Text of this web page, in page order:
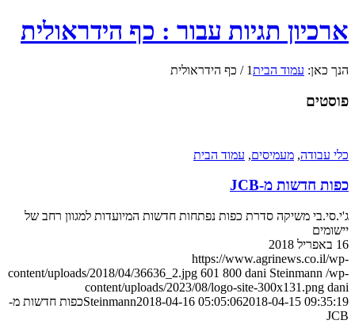
ארכיון תגיות עבור : כף הידראולית
הנך כאן: עמוד הבית1
/ כף הידראולית
פוסטים
כלי עבודה, מעמיסים, עמוד הבית
כפות חדשות מ-JCB
ג'י.סי.בי משיקה סדרת כפות נפתחות חדשות המיועדות למגוון רחב של
יישומים
16 באפריל 2018
https://www.agrinews.co.il/wp-
content/uploads/2018/04/36636_2.jpg 601 800 dani Steinmann /wp-
content/uploads/2023/08/logo-site-300x131.png dani
Steinmann2018-04-16 05:05:062018-04-15 09:35:19
כפות חדשות מ-
JCB